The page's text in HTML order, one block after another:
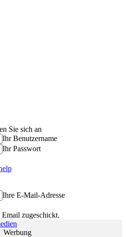
Sie sich an
Ihr Benutzername
Ihr Passwort
Ihre E-Mail-Adresse
zugeschickt.
Werbung